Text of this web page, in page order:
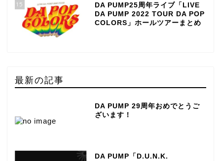
15
DA PUMP25周年ライブ「LIVE
DA PUMP 2022 TOUR DA POP
COLORS」ホールツアーまとめ
最新の記事
DA PUMP 29周年おめでとうご
ざいます！
DA PUMP「D.U.N.K.